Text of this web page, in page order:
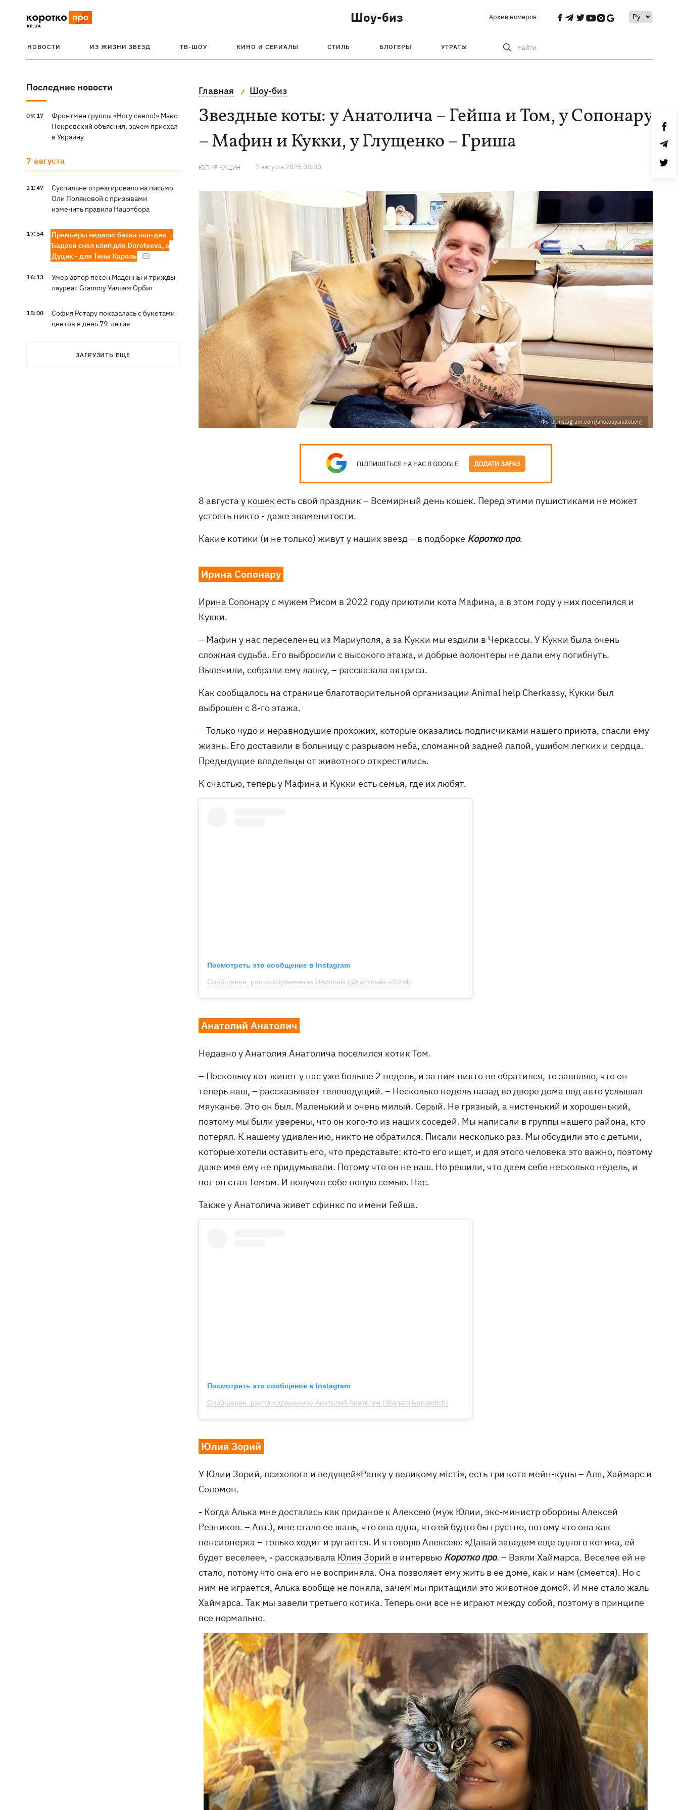
Шоу-биз Архив номеров
НОВОСТИ ИЗ ЖИЗНИ ЗВЕЗД ТВ-ШОУ КИНО И СЕРИАЛЫ СТИЛЬ БЛОГЕРЫ УТРАТЫ Найти
Последние новости
09:17
Фронтмен группы «Ногу свело!» Макс
Покровский объяснил, зачем приехал
в Украину
7 августа
21:47
Суспильне отреагировало на письмо
Оли Поляковой с призывами
изменить правила Нацотбора
17:54
Премьеры недели: битва поп-див —
Бадоев снял клип для Dorofeeva, а
Дуцик - для Тины Кароль
16:13
Умер автор песен Мадонны и трижды
лауреат Grammy Уильям Орбит
15:00
София Ротару показалась с букетами
цветов в день 79-летия
ЗАГРУЗИТЬ ЕЩЕ
Главная Шоу-биз
Звездные коты: у Анатолича – Гейша и Том, у Сопонару
– Мафин и Кукки, у Глущенко – Гриша
ЮЛИЯ КАЦУН 7 августа 2025 08:00
Фото: instagram.com/anatoliyanatolich/
ПІДПИШІТЬСЯ НА НАС В GOOGLE ДОДАТИ ЗАРАЗ
8 августа у кошекесть свой праздник – Всемирный день кошек. Перед этими пушистиками не может
устоять никто - даже знаменитости.
Какие котики (и не только) живут у наших звезд – в подборке Коротко про.
Ирина Сопонару
Ирина Сопонарус мужем Рисом в 2022 году приютили кота Мафина, а в этом году у них поселился и
Кукки.
– Мафин у нас переселенец из Мариуполя, а за Кукки мы ездили в Черкассы. У Кукки была очень
сложная судьба. Его выбросили с высокого этажа, и добрые волонтеры не дали ему погибнуть.
Вылечили, собрали ему лапку, – рассказала актриса.
Как сообщалось на странице благотворительной организации Animal help Cherkassy, Кукки был
выброшен с 8-го этажа.
– Только чудо и неравнодушие прохожих, которые оказались подписчиками нашего приюта, спасли ему
жизнь. Его доставили в больницу с разрывом неба, сломанной задней лапой, ушибом легких и сердца.
Предыдущие владельцы от животного открестились.
К счастью, теперь у Мафина и Кукки есть семья, где их любят.
Посмотреть это сообщение в Instagram
Сообщение, распространенное UAnimals (@uanimals.official)
Анатолий Анатолич
Недавно у Анатолия Анатолича поселился котик Том.
– Поскольку кот живет у нас уже больше 2 недель, и за ним никто не обратился, то заявляю, что он
теперь наш, – рассказывает телеведущий. – Несколько недель назад во дворе дома под авто услышал
мяуканье. Это он был. Маленький и очень милый. Серый. Не грязный, а чистенький и хорошенький,
поэтому мы были уверены, что он кого-то из наших соседей. Мы написали в группы нашего района, кто
потерял. К нашему удивлению, никто не обратился. Писали несколько раз. Мы обсудили это с детьми,
которые хотели оставить его, что представьте: кто-то его ищет, и для этого человека это важно, поэтому
даже имя ему не придумывали. Потому что он не наш. Но решили, что даем себе несколько недель, и
вот он стал Томом. И получил себе новую семью. Нас.
Также у Анатолича живет сфинкс по имени Гейша.
Посмотреть это сообщение в Instagram
Сообщение, распространенное Анатолий Анатолич (@anatoliyanatolich)
Юлия Зорий
У Юлии Зорий, психолога и ведущей«Ранку у великому місті», есть три кота мейн-куны – Аля, Хаймарс и
Соломон.
- Когда Алька мне досталась как приданое к Алексею (муж Юлии, экс-министр обороны Алексей
Резников. – Авт.), мне стало ее жаль, что она одна, что ей будто бы грустно, потому что она как
пенсионерка – только ходит и ругается. И я говорю Алексею: «Давай заведем еще одного котика, ей
будет веселее», - рассказывала Юлия Зорий в интервью Коротко про. – Взяли Хаймарса. Веселее ей не
стало, потому что она его не восприняла. Она позволяет ему жить в ее доме, как и нам (смеется). Но с
ним не играется, Алька вообще не поняла, зачем мы притащили это животное домой. И мне стало жаль
Хаймарса. Так мы завели третьего котика. Теперь они все не играют между собой, поэтому в принципе
все нормально.